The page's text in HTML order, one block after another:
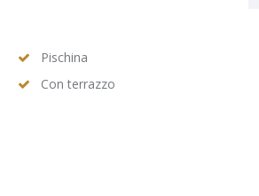
Pischina
Con terrazzo